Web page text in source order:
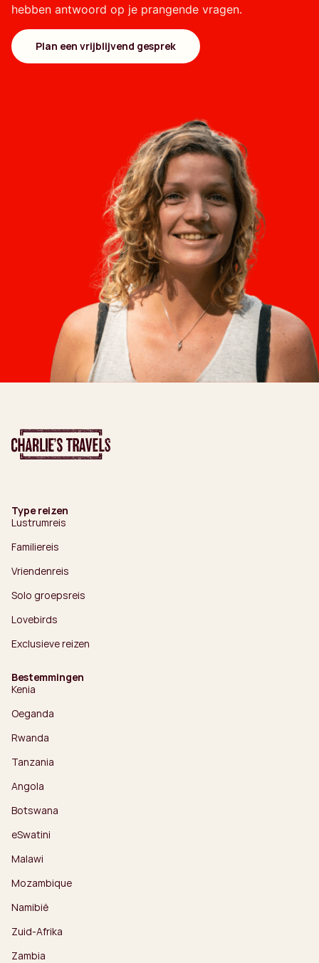
hebben antwoord op je prangende vragen.
Plan een vrijblijvend gesprek
Type reizen
Lustrumreis
Familiereis
Vriendenreis
Solo groepsreis
Lovebirds
Exclusieve reizen
Bestemmingen
Kenia
Oeganda
Rwanda
Tanzania
Angola
Botswana
eSwatini
Malawi
Mozambique
Namibië
Zuid-Afrika
Zambia